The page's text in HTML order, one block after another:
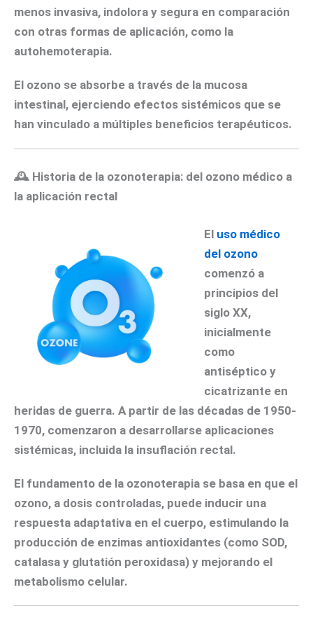
menos invasiva, indolora y segura en comparación
con otras formas de aplicación, como la
autohemoterapia.
El ozono se absorbe a través de la mucosa
intestinal, ejerciendo efectos sistémicos que se
han vinculado a múltiples beneficios terapéuticos.
🕰 Historia de la ozonoterapia: del ozono médico a
la aplicación rectal
El uso médico
del ozono
comenzó a
principios del
siglo XX,
inicialmente
como
antiséptico y
cicatrizanteen
heridas de guerra. A partir de las décadas de 1950-
1970, comenzaron a desarrollarse aplicaciones
sistémicas, incluida la insuflación rectal.
El fundamento de la ozonoterapia se basa en que el
ozono, a dosis controladas, puede inducir una
respuesta adaptativa en el cuerpo, estimulando la
producción de enzimas antioxidantes (como SOD,
catalasa y glutatión peroxidasa) y mejorando el
metabolismo celular.